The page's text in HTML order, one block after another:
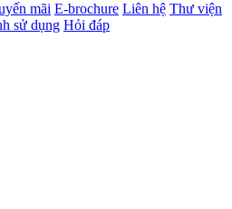
mãi E-brochure Liên hệ Thư viện
sử dụng Hỏi đáp